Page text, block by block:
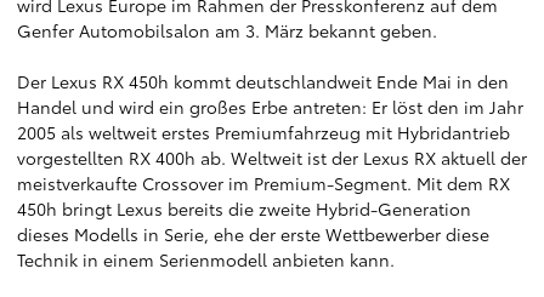
wird Lexus Europe im Rahmen der Presskonferenz auf dem
Genfer Automobilsalon am 3. März bekannt geben.
Der Lexus RX 450h kommt deutschlandweit Ende Mai in den
Handel und wird ein großes Erbe antreten: Er löst den im Jahr
2005 als weltweit erstes Premiumfahrzeug mit Hybridantrieb
vorgestellten RX 400h ab. Weltweit ist der Lexus RX aktuell der
meistverkaufte Crossover im Premium-Segment. Mit dem RX
450h bringt Lexus bereits die zweite Hybrid-Generation
dieses Modells in Serie, ehe der erste Wettbewerber diese
Technik in einem Serienmodell anbieten kann.